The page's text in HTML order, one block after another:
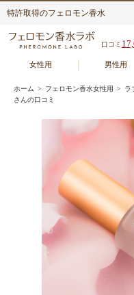
特許取得のフェロモン香水
口コミ
女性用 男性用
ホーム > フェロモン香水女性用 > ラ
さんの口コミ